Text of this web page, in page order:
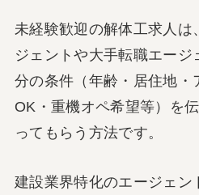
未経験歓迎の解体工求人は
ジェントや大手転職エージ
分の条件（年齢・居住地・
OK・重機オペ希望等）を
ってもらう方法です。
建設業界特化のエージェン